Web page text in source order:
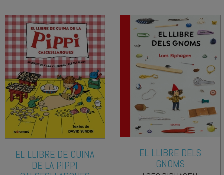
EL LLIBRE DE CUINA
DE LA PIPPI
EL LLIBRE DELS
GNOMS